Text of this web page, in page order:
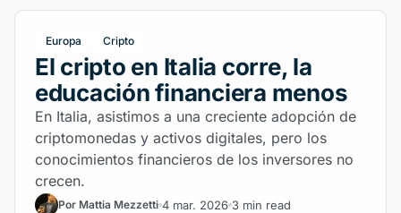
Europa Cripto
El cripto en Italia corre, la
educación financiera menos
En Italia, asistimos a una creciente adopción de
criptomonedas y activos digitales, pero los
conocimientos financieros de los inversores no
crecen.
Por Mattia Mezzetti 4 mar. 2026 3 min read